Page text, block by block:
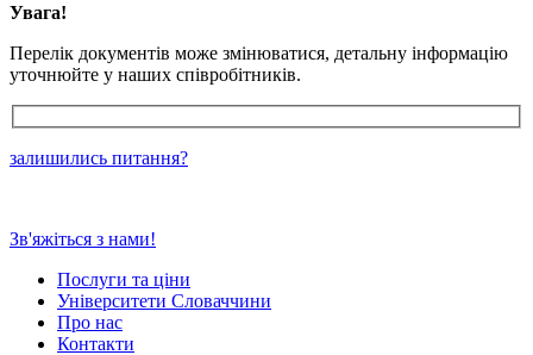
Увага!
Перелік документів може змінюватися, детальну інформацію
уточнюйте у наших співробітників.
залишились питання?
Зв'яжіться з нами!
Послуги та ціни
Університети Словаччини
Про нас
Контакти